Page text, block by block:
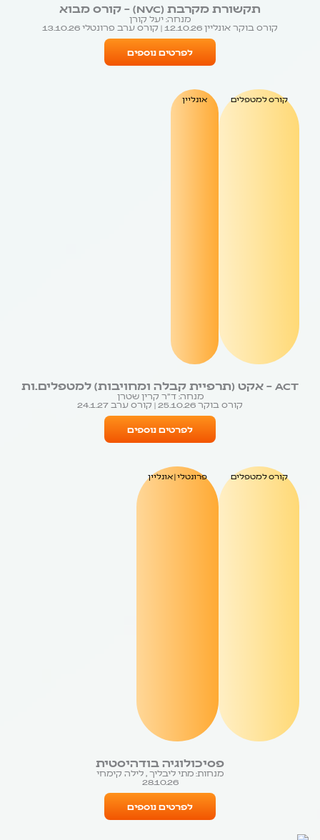
תקשורת מקרבת (NVC) – קורס מבוא
מנחה: יעל קורן
קורס בוקר אונליין 12.10.26 | קורס ערב פרונטלי 13.10.26
לפרטים נוספים
קורס למטפלים אונליין
ACT – אקט (תרפיית קבלה ומחויבות) למטפלים.ות
מנחה: ד״ר קרין שטרן
קורס בוקר 25.10.26 | קורס ערב 24.1.27
לפרטים נוספים
קורס למטפלים פרונטלי | אונליין
פסיכולוגיה בודהיסטית
מנחות: מתי ליבליך , לילה קימחי
28.10.26
לפרטים נוספים